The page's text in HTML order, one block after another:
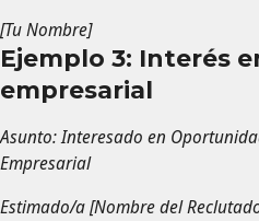
[Tu Nombre]
Ejemplo 3: Interés
empresarial
Asunto: Interesado en
Empresarial
Estimado/a [Nombre del